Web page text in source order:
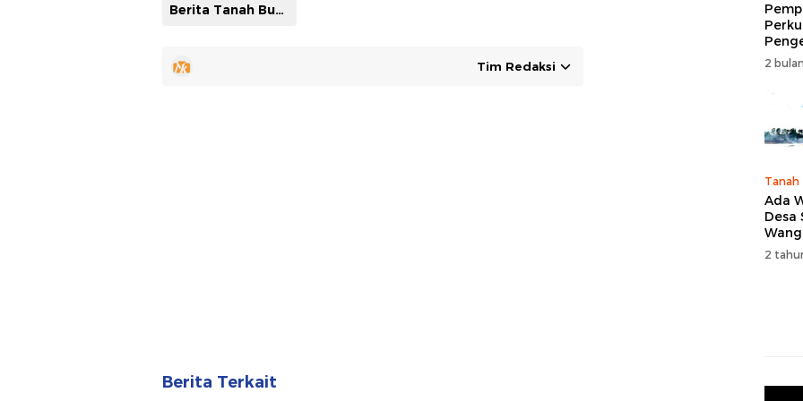
Berita Tanah Bumbu
Tim Redaksi
Berita Terkait
2
Ada
Desa
2